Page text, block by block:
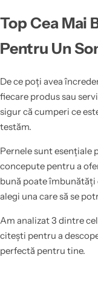
Top Cea Mai
Pentru Un
De ce poți avea
fiecare produs sau
sigur că cumperi ce
testăm.
Pernele sunt esențiale
concepute pentru a
bună poate
alegi una care să se
Am analizat 3 dintre
citești pentru a
perfectă pentru tine.